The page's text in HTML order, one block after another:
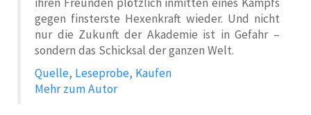
gegen finsterste Hexenkraft wieder. Und nicht
nur die Zukunft der Akademie ist in Gefahr –
sondern das Schicksal der ganzen Welt.
Quelle, Leseprobe, Kaufen
Mehr zum Autor